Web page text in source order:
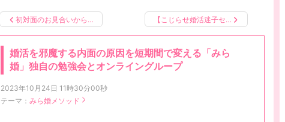
初対面のお見合いから… 【こじらせ婚活迷子セ…
婚活を邪魔する内面の原因を短期間で変える「みら
婚」独自の勉強会とオンライングループ
2023年10月24日 11時30分00秒
テーマ： みら婚メソッド